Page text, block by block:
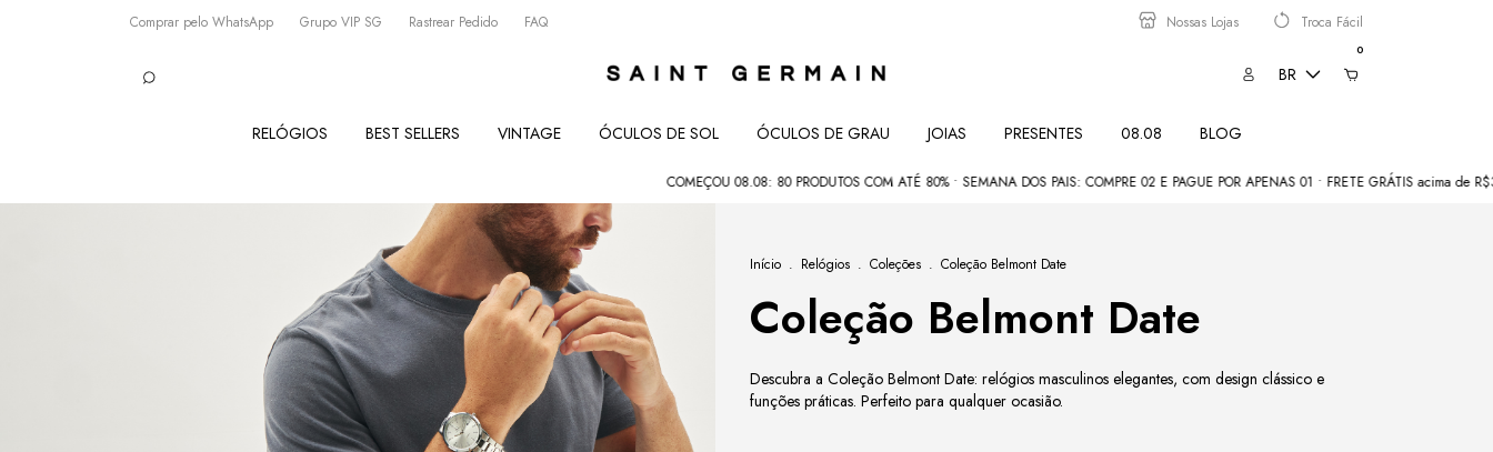
Comprar pelo WhatsApp Grupo VIP SG Rastrear Pedido FAQ Nossas Lojas Troca Fácil
BR
0
RELÓGIOS BEST SELLERS VINTAGE ÓCULOS DE SOL ÓCULOS DE GRAU JOIAS PRESENTES 08.08 BLOG
COMEÇOU 08.08: 80 PRODUTOS COM ATÉ 80% • SEMANA DOS PAIS: COMPRE 02 E PAGUE POR APENAS 01 • FRETE GRÁTIS acima de R$350
Início . Relógios . Coleções . Coleção Belmont Date
Coleção Belmont Date
Descubra a Coleção Belmont Date: relógios masculinos elegantes, com design clássico e
funções práticas. Perfeito para qualquer ocasião.